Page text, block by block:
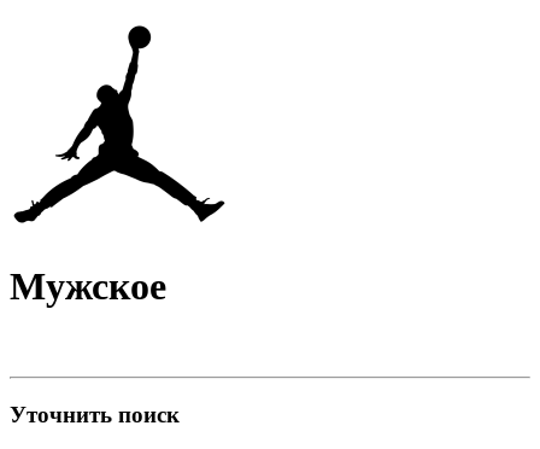
Мужское
Уточнить поиск